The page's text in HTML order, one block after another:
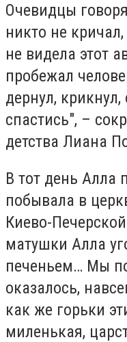
Очевидцы
никто не
не видела этот
пробежал
дернул,
спастись", –
детства Лиана
В тот день Алла
побывала в
Киево-
матушки Алла
печеньем… Мы
оказалось,
как же горьки
миленькая,